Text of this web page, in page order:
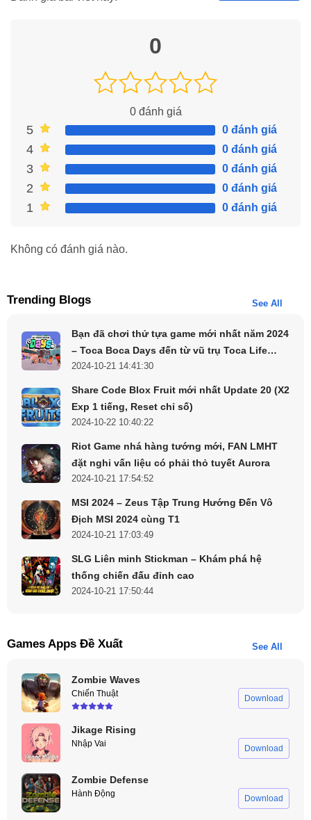
0
0đánh giá
5 0 đánh giá
4 0 đánh giá
3 0 đánh giá
2 0 đánh giá
1 0 đánh giá
Không có đánh giá nào.
Trending Blogs See All
Bạn đã chơi thử tựa game mới nhất năm 2024
– Toca Boca Days đến từ vũ trụ Toca Life
World chưa ?
2024-10-21 14:41:30
Share Code Blox Fruit mới nhất Update 20 (X2
Exp 1 tiếng, Reset chỉ số)
2024-10-22 10:40:22
Riot Game nhá hàng tướng mới, FAN LMHT
đặt nghi vấn liệu có phải thỏ tuyết Aurora
2024-10-21 17:54:52
MSI 2024 – Zeus Tập Trung Hướng Đến Vô
Địch MSI 2024 cùng T1
2024-10-21 17:03:49
SLG Liên minh Stickman – Khám phá hệ
thống chiến đấu đỉnh cao
2024-10-21 17:50:44
Games Apps Đề Xuất See All
Zombie Waves
Chiến Thuật Download
Jikage Rising
Nhập Vai Download
Zombie Defense
Hành Động Download